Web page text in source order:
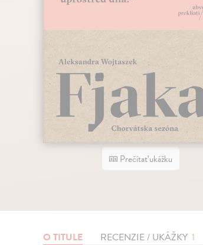
Prečítať ukážku
O TITULE RECENZIE / UKÁŽKY 1